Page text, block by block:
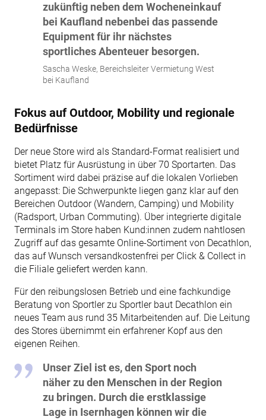
zukünftig neben dem Wocheneinkauf
bei Kaufland nebenbei das passende
Equipment für ihr nächstes
sportliches Abenteuer besorgen.
Sascha Weske, Bereichsleiter Vermietung West
bei Kaufland
Fokus auf Outdoor, Mobility und regionale
Bedürfnisse
Der neue Store wird als Standard-Format realisiert und
bietet Platz für Ausrüstung in über 70 Sportarten. Das
Sortiment wird dabei präzise auf die lokalen Vorlieben
angepasst: Die Schwerpunkte liegen ganz klar auf den
Bereichen Outdoor (Wandern, Camping) und Mobility
(Radsport, Urban Commuting). Über integrierte digitale
Terminals im Store haben Kund:innen zudem nahtlosen
Zugriff auf das gesamte Online-Sortiment von Decathlon,
das auf Wunsch versandkostenfrei per Click & Collect in
die Filiale geliefert werden kann.
Für den reibungslosen Betrieb und eine fachkundige
Beratung von Sportler zu Sportler baut Decathlon ein
neues Team aus rund 35 Mitarbeitenden auf. Die Leitung
des Stores übernimmt ein erfahrener Kopf aus den
eigenen Reihen.
Unser Ziel ist es, den Sport noch
näher zu den Menschen in der Region
zu bringen. Durch die erstklassige
Lage in Isernhagen können wir die